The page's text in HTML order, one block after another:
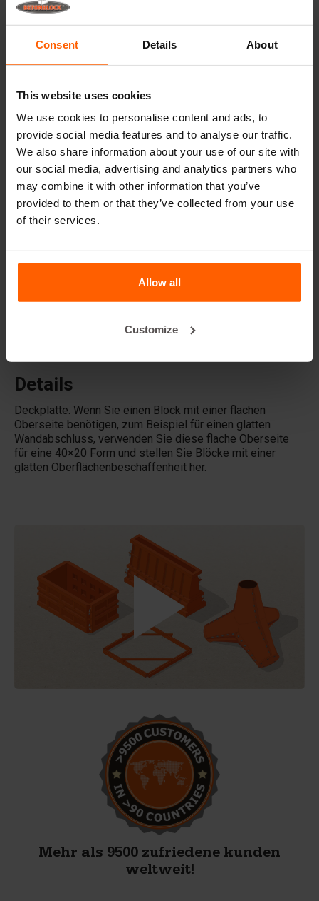
Consent Details About
This website uses cookies
We use cookies to personalise content and ads, to
provide social media features and to analyse our traffic.
We also share information about your use of our site with
our social media, advertising and analytics partners who
may combine it with other information that you’ve
provided to them or that they’ve collected from your use
of their services.
Allow all
Customize
Nützliche Links
Trennwände
Deckplatten
Hebezeuge
Handhabungsgeräte
Zubehör
Ersatzteile
Häufig gestellte Fragen
Vermietet Betonblock® auch Gussformen?
Details
Deckplatte. Wenn Sie einen Block mit einer flachen
Oberseite benötigen, zum Beispiel für einen glatten
Wandabschluss, verwenden Sie diese flache Oberseite
für eine 40×20 Form und stellen Sie Blöcke mit einer
glatten Oberflächenbeschaffenheit her.
Mehr als 9500 zufriedene kunden
weltweit!